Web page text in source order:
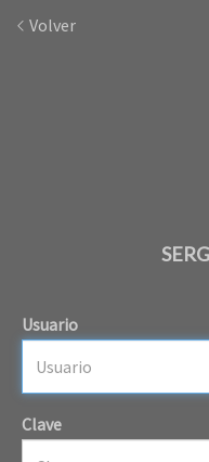
Volver
Usuario
Clave